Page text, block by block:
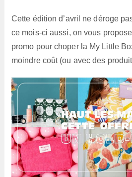
Cette édition d’avril ne déroge
ce mois-ci aussi, on vous
promo pour choper la My Little
moindre coût (ou avec des